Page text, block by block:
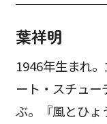
葉祥明
1946年生まれ
ート・スチュ
ぶ。『風とひょ